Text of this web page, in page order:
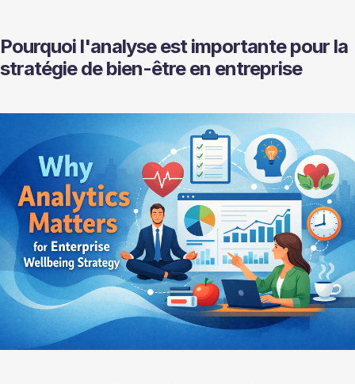
Pourquoi l'analyse est importante pour la
stratégie de bien-être en entreprise